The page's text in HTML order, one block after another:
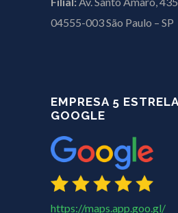
04555-003 São Paulo – SP
EMPRESA 5
GOOGLE
https://maps.app.goo.gl/